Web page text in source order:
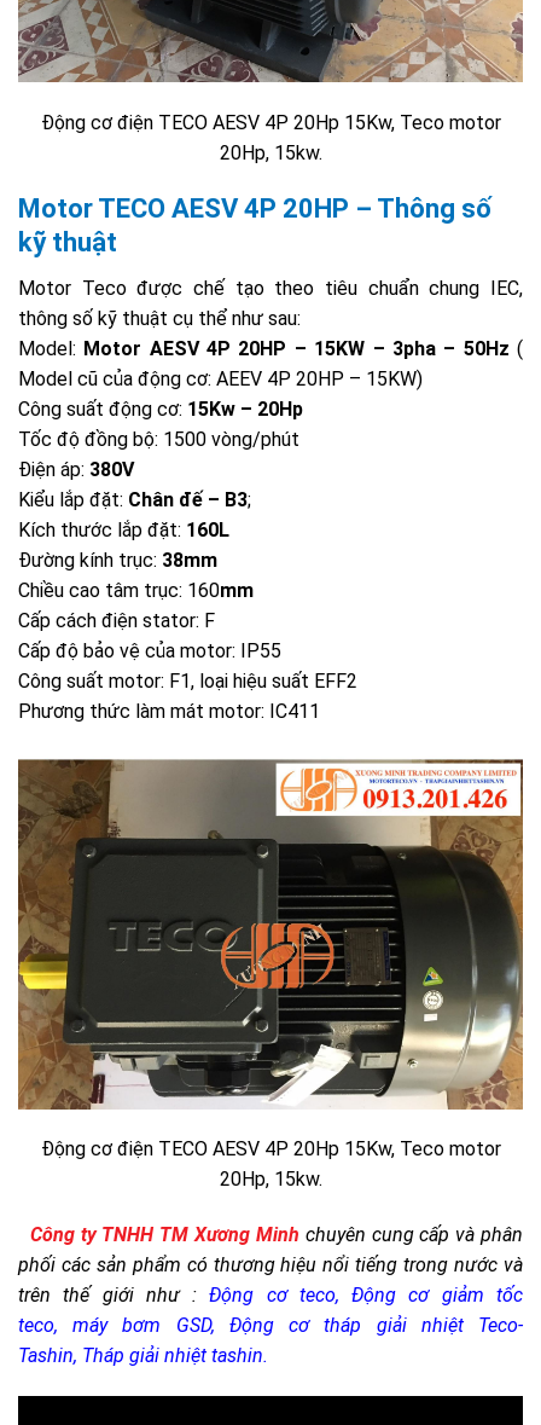
Động cơ điện TECO AESV 4P 20Hp 15Kw, Teco motor
20Hp, 15kw.
Motor TECO AESV 4P 20HP – Thông số
kỹ thuật
Motor Teco được chế tạo theo tiêu chuẩn chung IEC,
thông số kỹ thuật cụ thể như sau:
Model: Motor AESV 4P 20HP – 15KW – 3pha – 50Hz(
Model cũ của động cơ: AEEV 4P 20HP – 15KW)
Công suất động cơ: 15Kw – 20Hp
Tốc độ đồng bộ: 1500 vòng/phút
Điện áp: 380V
Kiểu lắp đặt: Chân đế – B3;
Kích thước lắp đặt: 160L
Đường kính trục: 38mm
Chiều cao tâm trục: 160mm
Cấp cách điện stator: F
Cấp độ bảo vệ của motor: IP55
Công suất motor: F1, loại hiệu suất EFF2
Phương thức làm mát motor: IC411
Động cơ điện TECO AESV 4P 20Hp 15Kw, Teco motor
20Hp, 15kw.
Công ty TNHH TM Xương Minh chuyên cung cấp và phân
phối các sản phẩm có thương hiệu nổi tiếng trong nước và
trên thế giới như :Động cơ teco, Động cơ giảm tốc
teco, máy bơm GSD, Động cơ tháp giải nhiệt Teco-
Tashin, Tháp giải nhiệt tashin.